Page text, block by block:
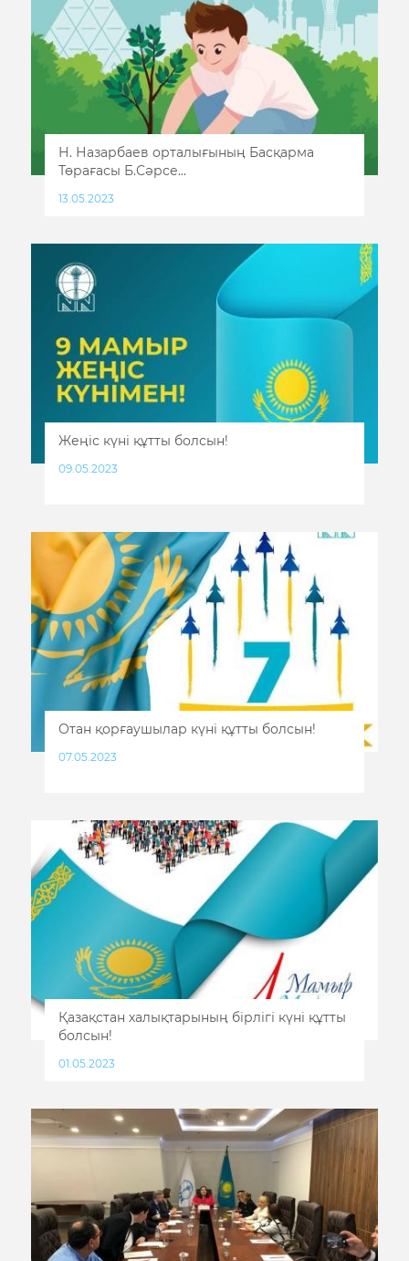
Н. Назарбаев орталығының Басқарма
Төрағасы Б.Сәрсе...
13.05.2023
Жеңіс күні құтты болсын!
09.05.2023
Отан қорғаушылар күні құтты болсын!
07.05.2023
Қазақстан халықтарының бірлігі күні құтты
болсын!
01.05.2023